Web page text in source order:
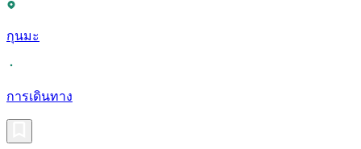
กุนมะ
การเดินทาง